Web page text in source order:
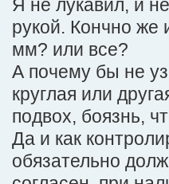
Я не лукавил, и
рукой. Кончно же
мм? или все?
А почему бы не
круглая или
подвох, боязнь,
Да и как
обязательно